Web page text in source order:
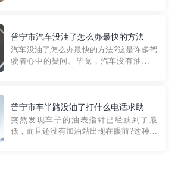
的送油师傅，解决没油的紧急情况。 首
先，让我们来了解一下穿...
普宁市汽车没油了怎么办最快的方法
汽车没油了怎么办最快的方法?这是许多驾
驶者心中的疑问。毕竟，汽车没有油就无
越者小程序是一款专门解决汽车没油问题
的在线服务平台。通过...
普宁市车半路没油了打什么电话求助
突然发现车子的油表指针已经跌到了最
低，而且还没有加油站出现在眼前?这种情